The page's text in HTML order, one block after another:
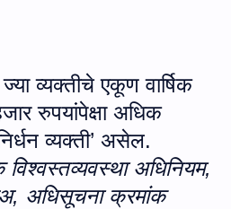
ज्या व्यक्तीचे एकूण वार्षिक
रुपयांपेक्षा अधिक
व्यक्ती’ असेल.
विश्वस्तव्यवस्था अधिनियम,
, अधिसूचनाक्रमांक